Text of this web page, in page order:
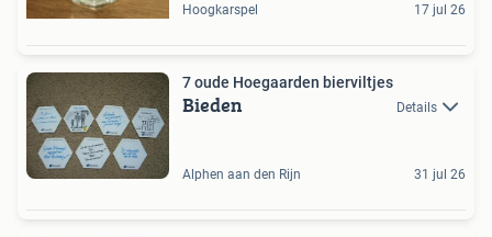
Hoogkarspel 17 jul 26
7 oude Hoegaarden bierviltjes
Bieden Details
Alphen aan den Rijn 31 jul 26